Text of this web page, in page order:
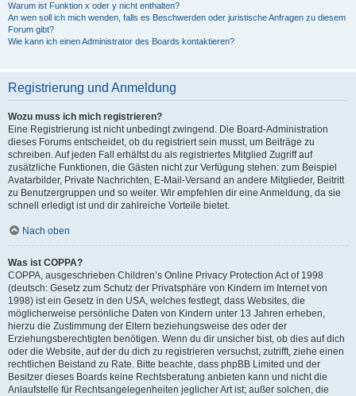
Warum ist Funktion x oder y nicht enthalten?
An wen soll ich mich wenden, falls es Beschwerden oder juristische Anfragen zu diesem
Forum gibt?
Wie kann ich einen Administrator des Boards kontaktieren?
Registrierung und Anmeldung
Wozu muss ich mich registrieren?
Eine Registrierung ist nicht unbedingt zwingend. Die Board-Administration
dieses Forums entscheidet, ob du registriert sein musst, um Beiträge zu
schreiben. Auf jeden Fall erhältst du als registriertes Mitglied Zugriff auf
zusätzliche Funktionen, die Gästen nicht zur Verfügung stehen: zum Beispiel
Avatarbilder, Private Nachrichten, E-Mail-Versand an andere Mitglieder, Beitritt
zu Benutzergruppen und so weiter. Wir empfehlen dir eine Anmeldung, da sie
schnell erledigt ist und dir zahlreiche Vorteile bietet.
Nach oben
Was ist COPPA?
COPPA, ausgeschrieben Children’s Online Privacy Protection Act of 1998
(deutsch: Gesetz zum Schutz der Privatsphäre von Kindern im Internet von
1998) ist ein Gesetz in den USA, welches festlegt, dass Websites, die
möglicherweise persönliche Daten von Kindern unter 13 Jahren erheben,
hierzu die Zustimmung der Eltern beziehungsweise des oder der
Erziehungsberechtigten benötigen. Wenn du dir unsicher bist, ob dies auf dich
oder die Website, auf der du dich zu registrieren versuchst, zutrifft, ziehe einen
rechtlichen Beistand zu Rate. Bitte beachte, dass phpBB Limited und der
Besitzer dieses Boards keine Rechtsberatung anbieten kann und nicht die
Anlaufstelle für Rechtsangelegenheiten jeglicher Art ist; außer solchen, die